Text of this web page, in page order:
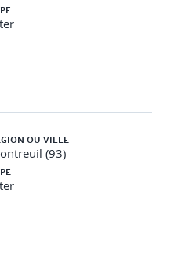
OU VILLE
(93)